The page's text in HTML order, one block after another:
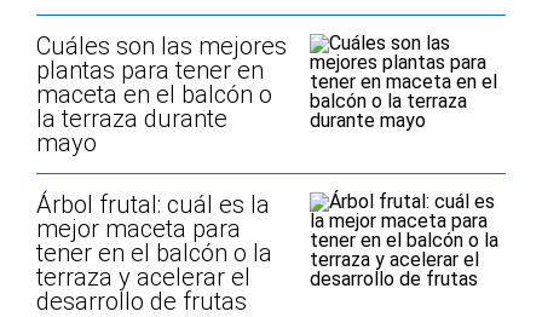
Cuáles son las mejores
plantas para tener en
maceta en el balcón o
la terraza durante
mayo
Árbol frutal: cuál es la
mejor maceta para
tener en el balcón o la
terraza y acelerar el
desarrollo de frutas